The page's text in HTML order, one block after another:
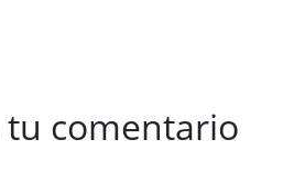
tu comentario